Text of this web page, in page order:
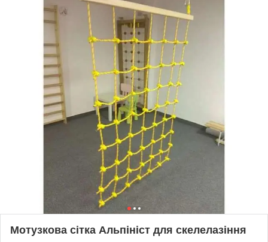
Мотузкова сітка Альпініст для скелелазіння